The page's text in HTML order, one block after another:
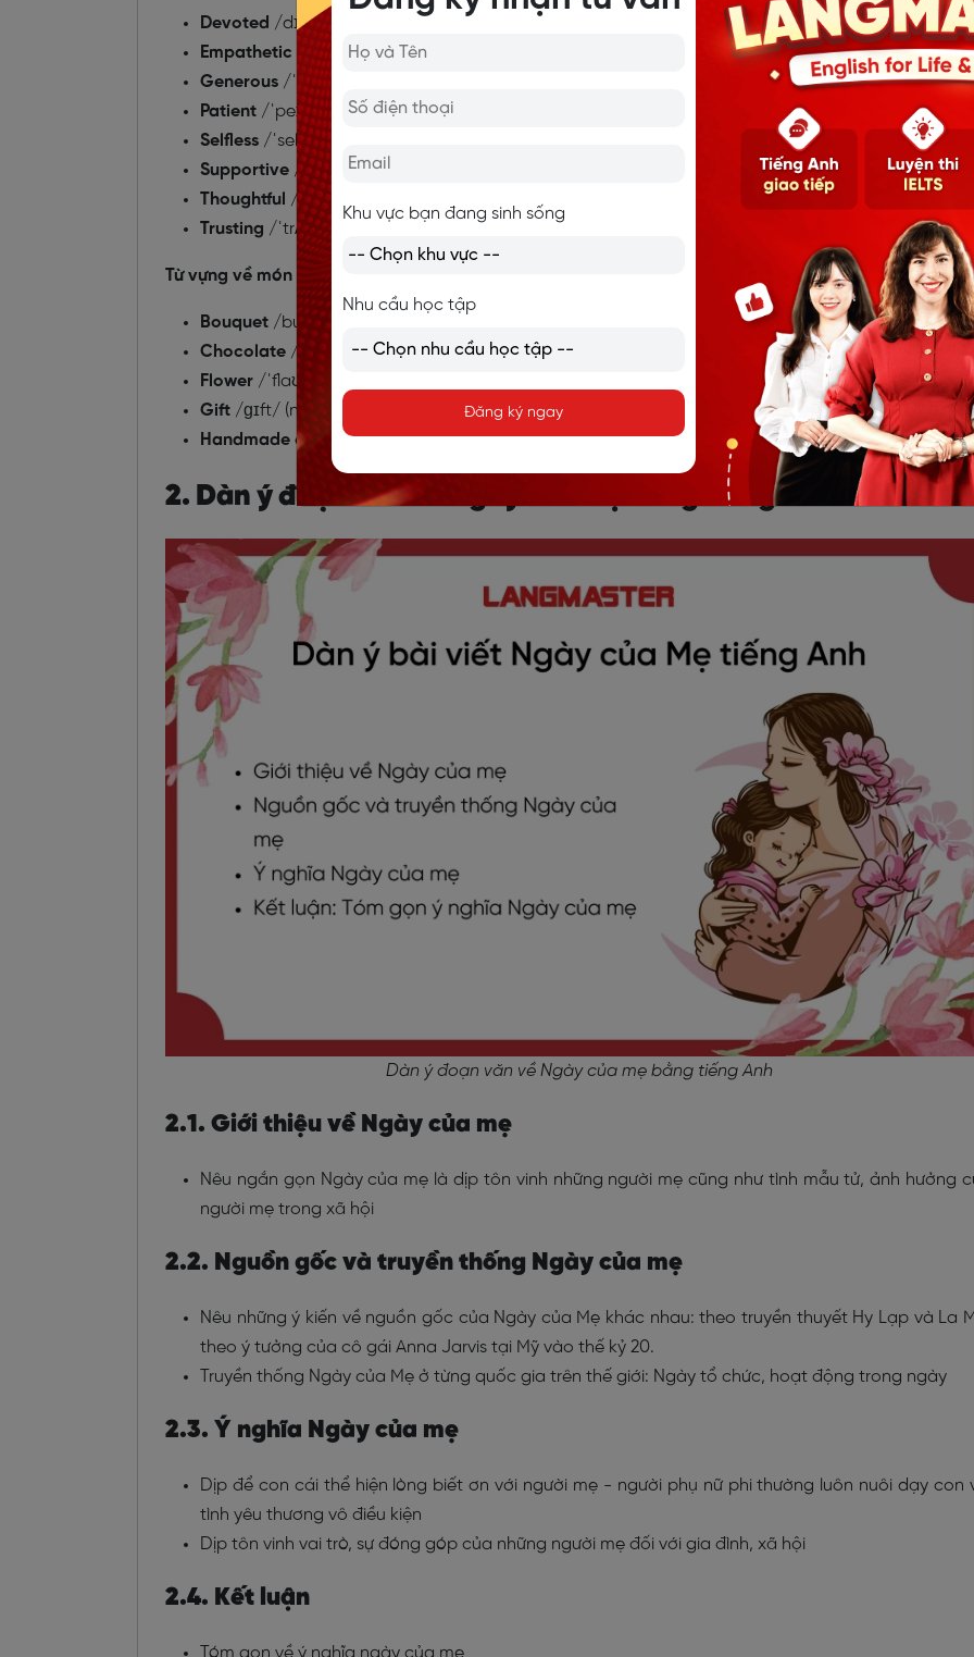
Devoted /dɪˈvəʊtɪd/ (adj): Tận tâm, tận tụy, hết lòng
Empathetic /ˌempəˈθetɪk/ (adj): Có sự đồng cảm
Generous /ˈdʒenərəs/ (adj): Rộng lượng, hào phóng
Patient /ˈpeɪʃnt/ (adj): Kiên nhẫn
Selfless /ˈselfləs/ (adj): Vị tha, không ích kỷ
Supportive /səˈpɔːtɪv/ (adj): Đem lại sự động viên, ủng hộ
Thoughtful /ˈθɔːtfl/ (adj): Chu đáo, ân cần
Trusting /ˈtrʌstɪŋ/ (adj): Đáng tin cậy
Từ vựng về món quà trong Ngày của mẹ:
Bouquet /buˈkeɪ/ (n): Bó hoa
Chocolate /ˈtʃɒklət/ (n): Sô-cô-la
Flower /ˈflaʊə(r)/ (n): Hoa
Gift /ɡɪft/ (n): Món quà
Handmade card
/ˌhændˈmeɪd kɑːd/ (n): Thiệp tự làm
2. Dàn ý đoạn văn về Ngày của mẹ bằng tiếng Anh
Dàn ý đoạn văn về Ngày của mẹbằng tiếng Anh
2.1. Giới thiệu về Ngày của mẹ
Nêu ngắn gọn Ngày của mẹ là dịp tôn vinh những người mẹ cũng như tình mẫu tử, ảnh hưởng
người mẹ trong xã hội
2.2. Nguồn gốc và truyền thống Ngày của mẹ
Nêu những ý kiến về nguồn gốc của Ngày của Mẹ khác nhau: theo truyền thuyết Hy Lạp và La
theo ý tưởng của cô gái Anna Jarvis tại Mỹ vào thế kỷ 20.
Truyền thống Ngày của Mẹ ở từng quốc gia trên thế giới: Ngày tổ chức, hoạt động trong ngày
2.3. Ý nghĩa Ngày của mẹ
Dịp để con cái thể hiện lòng biết ơn với người mẹ - người phụ nữ phi thường luôn nuôi dạy con
tình yêu thương vô điều kiện
Dịp tôn vinh vai trò, sự đóng góp của những người mẹ đối với gia đình, xã hội
2.4. Kết luận
Tóm gọn về ý nghĩa ngày của mẹ
Khu vực bạn đang sinh sống
Nhu cầu học tập
Đăng ký ngay